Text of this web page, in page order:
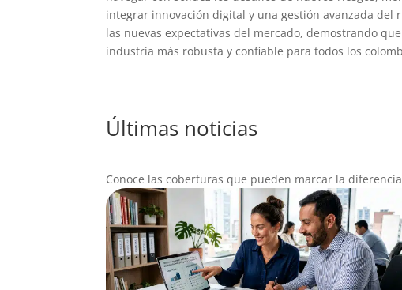
integrar innovación digital y una gestión avanzada del
las nuevas expectativas del mercado, demostrando
industria más robusta y confiable para todos los
Últimas noticias
Conoce las coberturas que pueden marcar la